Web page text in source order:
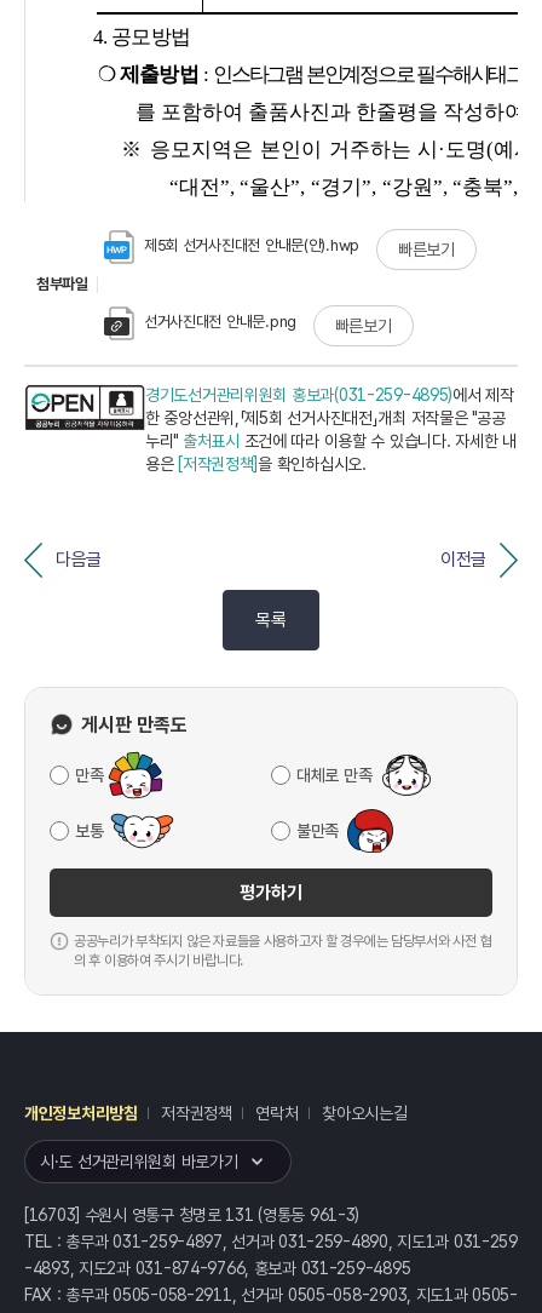
첨부파일
제5회 선거사진대전 안내문(안).hwp 빠른보기
선거사진대전 안내문.png 빠른보기
경기도선거관리위원회 홍보과(031-259-4895)에서 제작
한 중앙선관위,「제5회 선거사진대전」개최 저작물은 "공공
누리" 출처표시 조건에 따라 이용할 수 있습니다. 자세한 내
용은 [저작권정책]을 확인하십시오.
다음글 이전글
목록
게시판 만족도
만족 대체로 만족
보통 불만족
평가하기
공공누리가 부착되지 않은 자료들을 사용하고자 할 경우에는 담당부서와 사전 협
의 후 이용하여 주시기 바랍니다.
개인정보처리방침 저작권정책 연락처 찾아오시는길
시·도 선거관리위원회 바로가기
[16703] 수원시 영통구 청명로 131 (영통동 961-3)
TEL : 총무과 031-259-4897, 선거과 031-259-4890, 지도1과 031-259
-4893, 지도2과 031-874-9766, 홍보과 031-259-4895
FAX : 총무과 0505-058-2911, 선거과 0505-058-2903, 지도1과 0505-